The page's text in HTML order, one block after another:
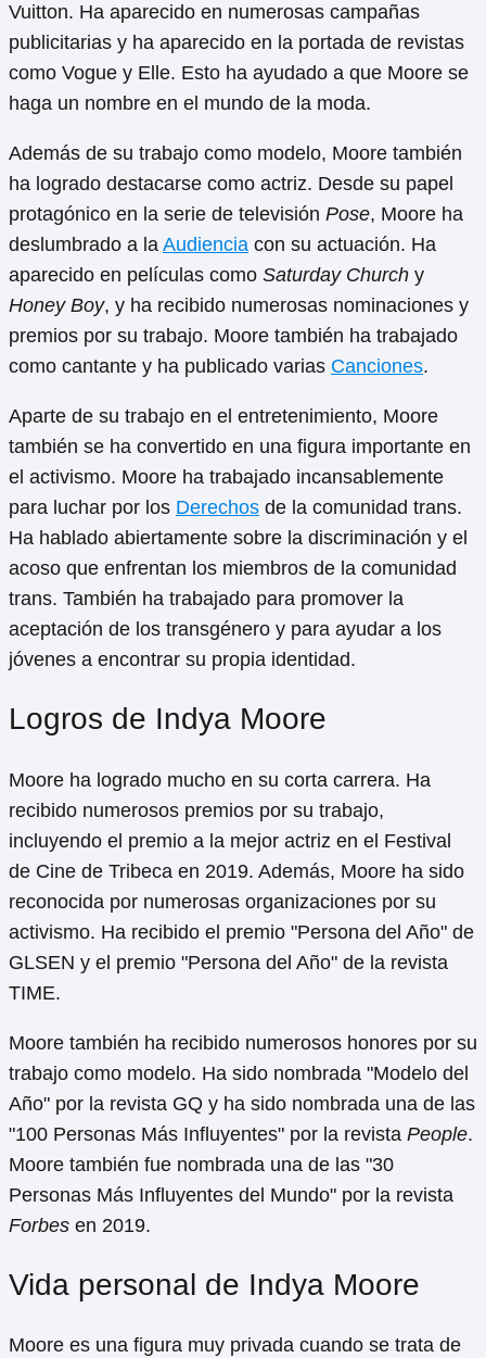
Vuitton. Ha aparecido en numerosas campañas
publicitarias y ha aparecido en la portada de revistas
como Vogue y Elle. Esto ha ayudado a que Moore se
haga un nombre en el mundo de la moda.
Además de su trabajo como modelo, Moore también
ha logrado destacarse como actriz. Desde su papel
protagónico en la serie de televisión Pose, Moore ha
deslumbrado a la Audiencia con su actuación. Ha
aparecido en películas como Saturday Church y
Honey Boy, y ha recibido numerosas nominaciones y
premios por su trabajo. Moore también ha trabajado
como cantante y ha publicado varias Canciones.
Aparte de su trabajo en el entretenimiento, Moore
también se ha convertido en una figura importante en
el activismo. Moore ha trabajado incansablemente
para luchar por los Derechos de la comunidad trans.
Ha hablado abiertamente sobre la discriminación y el
acoso que enfrentan los miembros de la comunidad
trans. También ha trabajado para promover la
aceptación de los transgénero y para ayudar a los
jóvenes a encontrar su propia identidad.
Logros de Indya Moore
Moore ha logrado mucho en su corta carrera. Ha
recibido numerosos premios por su trabajo,
incluyendo el premio a la mejor actriz en el Festival
de Cine de Tribeca en 2019. Además, Moore ha sido
reconocida por numerosas organizaciones por su
activismo. Ha recibido el premio "Persona del Año" de
GLSEN y el premio "Persona del Año" de la revista
TIME.
Moore también ha recibido numerosos honores por su
trabajo como modelo. Ha sido nombrada "Modelo del
Año" por la revista GQ y ha sido nombrada una de las
"100 Personas Más Influyentes" por la revista People.
Moore también fue nombrada una de las "30
Personas Más Influyentes del Mundo" por la revista
Forbes en 2019.
Vida personal de Indya Moore
Moore es una figura muy privada cuando se trata de